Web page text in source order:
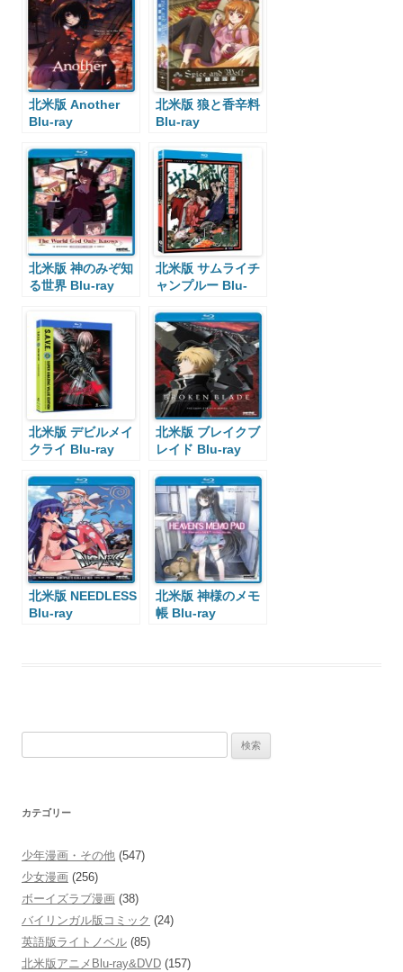
北米版 Another
Blu-ray
北米版 狼と香辛料
Blu-ray
北米版 神のみぞ知
る世界 Blu-ray
北米版 サムライチ
ャンプルー Blu-
北米版 デビルメイ
クライ Blu-ray
北米版 ブレイクブ
レイド Blu-ray
北米版 NEEDLESS
Blu-ray
北米版 神様のメモ
帳 Blu-ray
カテゴリー
少年漫画・その他 (547)
少女漫画 (256)
ボーイズラブ漫画 (38)
バイリンガル版コミック (24)
英語版ライトノベル (85)
北米版アニメBlu-ray&DVD (157)